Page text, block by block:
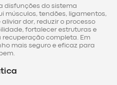
disfunções do sistema
músculos, tendões, ligamentos,
dor, reduzir o processo
fortalecer estruturas e
completa. Em
mais seguro e eficaz para